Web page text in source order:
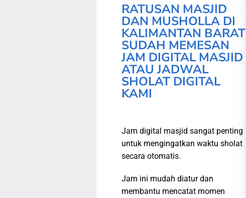
RATUSAN MASJID
DAN MUSHOLLA DI
KALIMANTAN BARAT
SUDAH MEMESAN
JAM DIGITAL MASJID
ATAU JADWAL
SHOLAT DIGITAL
KAMI
Jam digital masjid sangat penting
untuk mengingatkan waktu sholat
secara otomatis.
Jam ini mudah diatur dan
membantu mencatat momen